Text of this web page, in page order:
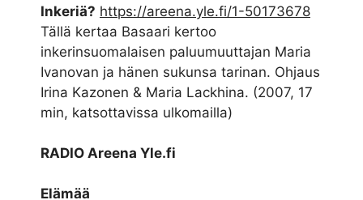
Inkeriä? https://areena.yle.fi/1-50173678
Tällä kertaa Basaari kertoo
inkerinsuomalaisen paluumuuttajan Maria
Ivanovan ja hänen sukunsa tarinan. Ohjaus
Irina Kazonen & Maria Lackhina. (2007, 17
min, katsottavissa ulkomailla)
RADIO Areena Yle.fi
Elämää